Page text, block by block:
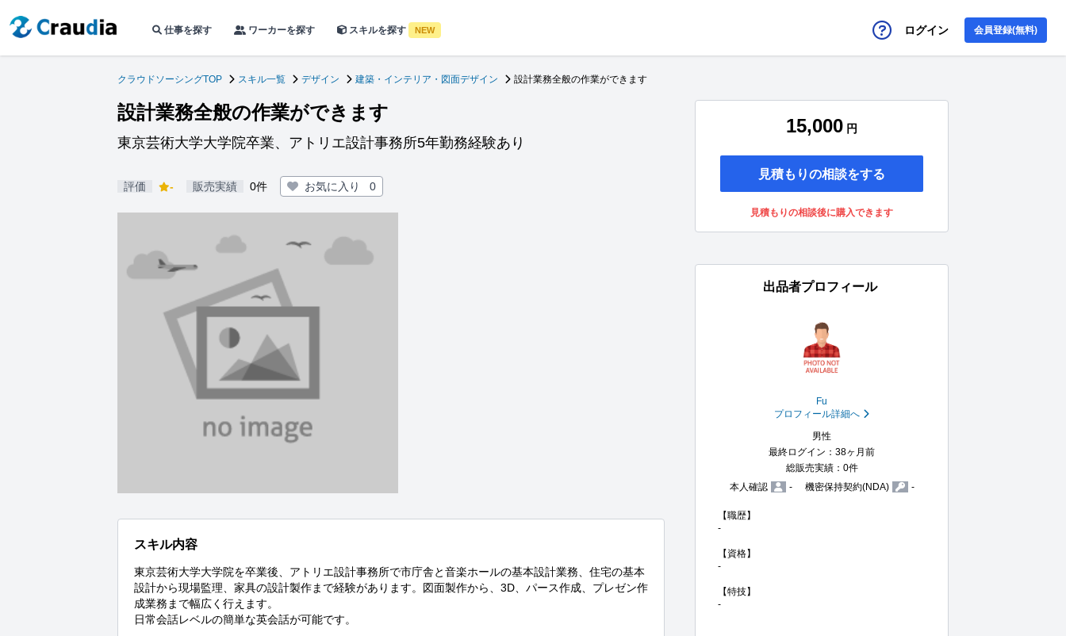
仕事を探す ワーカーを探す スキルを探す NEW ログイン 会員登録(無料)
クラウドソーシングTOP スキル一覧 デザイン 建築・インテリア・図面デザイン 設計業務全般の作業ができます
設計業務全般の作業ができます
東京芸術大学大学院卒業、アトリエ設計事務所5年勤務経験あり
評価 - 販売実績 0件 お気に入り 0
スキル内容
東京芸術大学大学院を卒業後、アトリエ設計事務所で市庁舎と音楽ホールの基本設計業務、住宅の基本
設計から現場監理、家具の設計製作まで経験があります。図面製作から、3D、パース作成、プレゼン作
成業務まで幅広く行えます。
日常会話レベルの簡単な英会話が可能です。
15,000 円
見積もりの相談をする
見積もりの相談後に購入できます
出品者プロフィール
Fu
プロフィール詳細へ
男性
最終ログイン：38ヶ月前
総販売実績：0件
本人確認
- 機密保持契約(NDA) -
【職歴】
-
【資格】
-
【特技】
-